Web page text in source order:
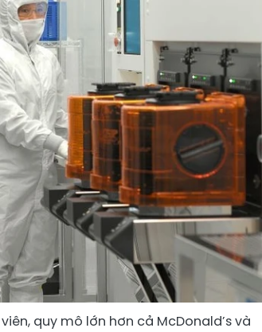
quy mô lớn hơn cả McDonald’s và